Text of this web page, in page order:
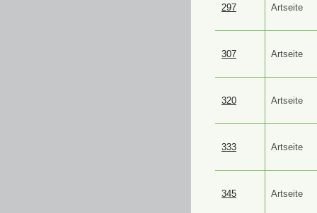
297 Artseite
307 Artseite
320 Artseite
333 Artseite
345 Artseite